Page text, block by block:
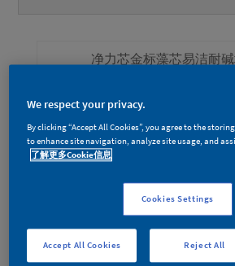
净力芯金标藻芯易洁耐
净力芯金标藻芯净洁耐
净力芯金标藻芯防潮防霉
We respect your privacy.
By clicking “Accept All Cookies”, you agree to the
to enhance site navigation, analyze site usage, and
了解更多Cookie信息
Cookies Settings
Reject All
Accept All Cookies